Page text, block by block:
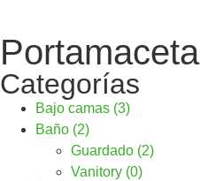
Portamaceta
Categorías
Bajo camas (3)
Baño (2)
Guardado (2)
Vanitory (0)